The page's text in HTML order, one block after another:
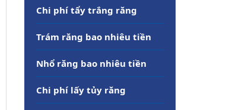
Chi phí tẩy trắng răng
Trám răng bao nhiêu tiền
Nhổ răng bao nhiêu tiền
Chi phí lấy tủy răng